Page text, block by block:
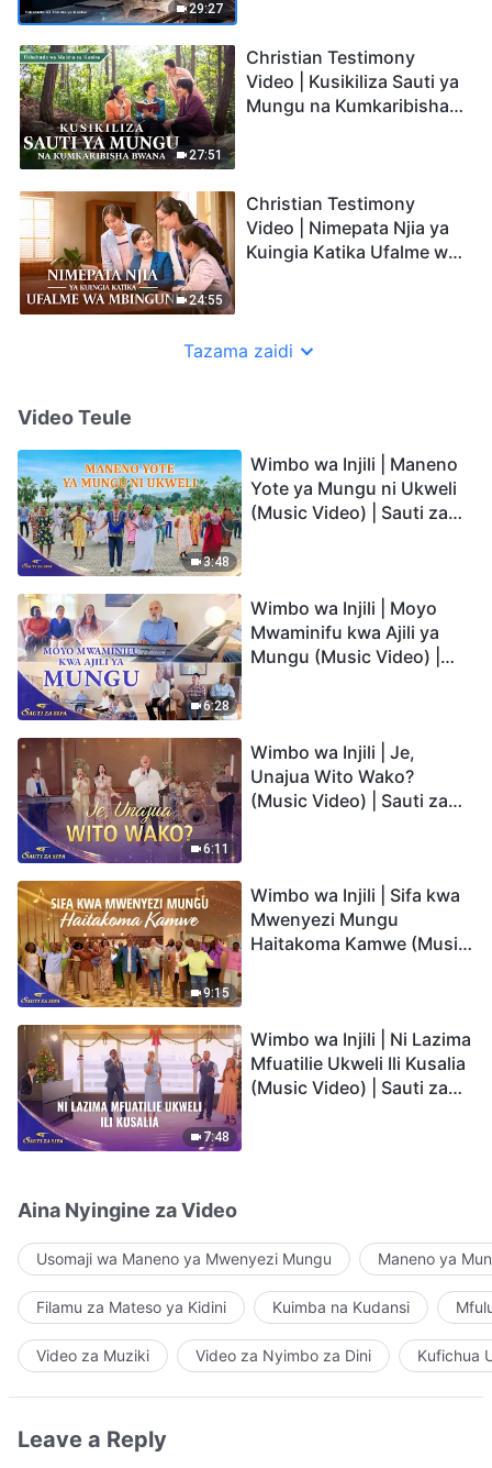
29:27
27:51
Christian Testimony
Video | Kusikiliza Sauti ya
Mungu na Kumkaribisha
24:55
Christian Testimony
Video | Nimepata Njia ya
Kuingia Katika Ufalme wa
Tazama zaidi
Video Teule
3:48
Wimbo wa Injili | Maneno
Yote ya Mungu ni Ukweli
(Music Video) | Sauti za
6:28
Wimbo wa Injili | Moyo
Mwaminifu kwa Ajili ya
Mungu (Music Video) |
6:11
Wimbo wa Injili | Je,
Unajua Wito Wako?
(Music Video) | Sauti za
9:15
Wimbo wa Injili | Sifa kwa
Mwenyezi Mungu
Haitakoma Kamwe (Music
7:48
Wimbo wa Injili | Ni Lazima
Mfuatilie Ukweli Ili Kusalia
(Music Video) | Sauti za
Aina Nyingine za Video
Usomaji wa Maneno ya Mwenyezi Mungu Maneno ya
Filamu za Mateso ya Kidini Kuimba na Kudansi
Video za Muziki Video za Nyimbo za Dini Kufichua
Leave a Reply